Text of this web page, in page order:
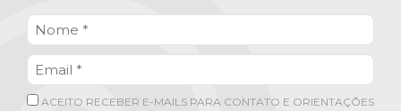
ACEITO RECEBER E-MAILS PARA CONTATO E ORIENTAÇÕES